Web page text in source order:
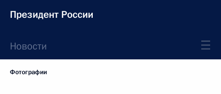
Президент России
Новости
Фотографии